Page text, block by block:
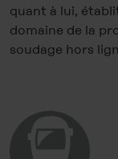
quant à lui,
domaine de la
soudage hors